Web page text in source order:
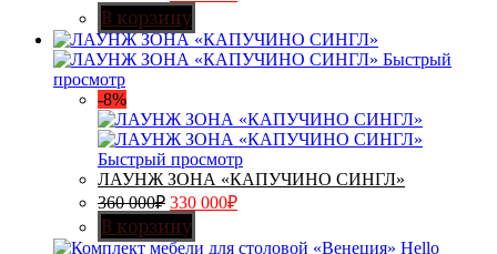
В корзину
Быстрый
просмотр
-8%
Быстрый просмотр
ЛАУНЖ ЗОНА «КАПУЧИНО СИНГЛ»
360 000₽ 330 000₽
В корзину